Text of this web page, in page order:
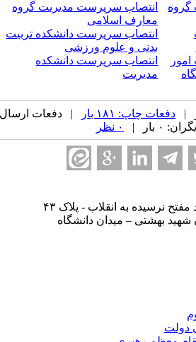
انتصاب سرپرست مدیریت گروه
معارف اسلامی
انتصاب سرپرست دانشکده تربیت
بدنی و علوم ورزشی
انتصاب سرپرست دانشکده
مدیریت
دفعات چاپ: ۱۸۱ بار
| دفعات ارسال
۰ بار |
نرسیده به انقلاب - پلاک ۴۳
بهشتی – میدان دانشگاه
دولت